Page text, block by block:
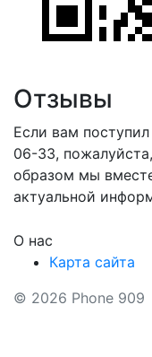
Отзывы
Если вам
06-33,
образом мы
актуальной
О нас
Карта сайта
© 2026 Phone 909